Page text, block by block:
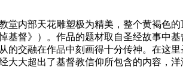
堂内部天花雕塑极为精美，整个黄褐色
基督》）。作品的题材取自圣经故事中
的交融在作品中刻画得十分传神。在这
大大超出了基督教信仰所包含的内容，